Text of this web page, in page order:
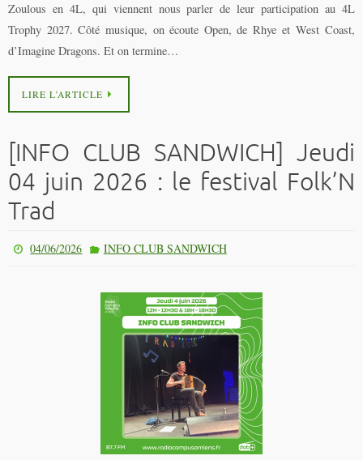
Zoulous en 4L, qui viennent nous parler de leur participation au 4L
Trophy 2027. Côté musique, on écoute Open, de Rhye et West Coast,
d’Imagine Dragons. Et on termine…
LIRE L’ARTICLE
[INFO CLUB SANDWICH] Jeudi
04 juin 2026 : le festival Folk’N
Trad
04/06/2026 INFO CLUB SANDWICH